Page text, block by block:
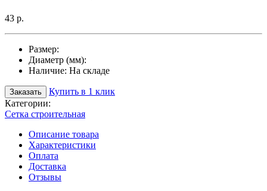
43 р.
Размер:
Диаметр (мм):
Наличие: На складе
Заказать
Купить в 1 клик
Категории:
Сетка строительная
Описание товара
Характеристики
Оплата
Доставка
Отзывы